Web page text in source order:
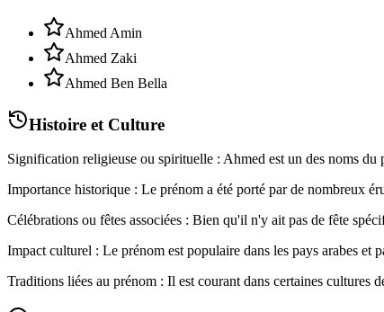
Ahmed Amin
Ahmed Zaki
Ahmed Ben Bella
Histoire et Culture
Signification religieuse ou spirituelle : Ahmed est un des noms
Importance historique : Le prénom a été porté par de nombreux
Célébrations ou fêtes associées : Bien qu'il n'y ait pas de fête
Impact culturel : Le prénom est populaire dans les pays arabes et
Traditions liées au prénom : Il est courant dans certaines